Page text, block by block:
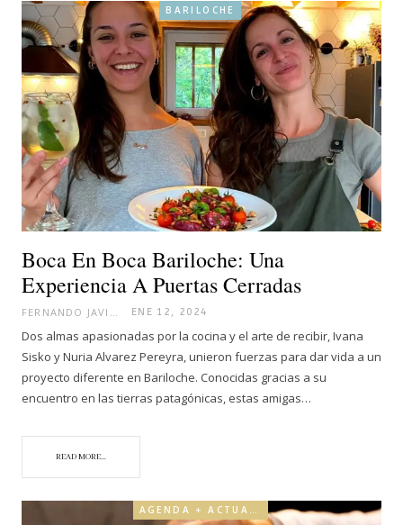
BARILOCHE
Boca En Boca Bariloche: Una
Experiencia A Puertas Cerradas
ENE 12, 2024
Dos almas apasionadas por la cocina y el arte de recibir, Ivana
Sisko y Nuria Alvarez Pereyra, unieron fuerzas para dar vida a un
proyecto diferente en Bariloche. Conocidas gracias a su
encuentro en las tierras patagónicas, estas amigas…
READ MORE...